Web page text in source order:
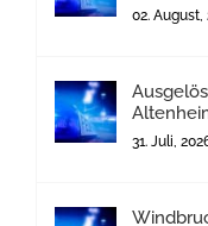
02. August,
31. Juli,